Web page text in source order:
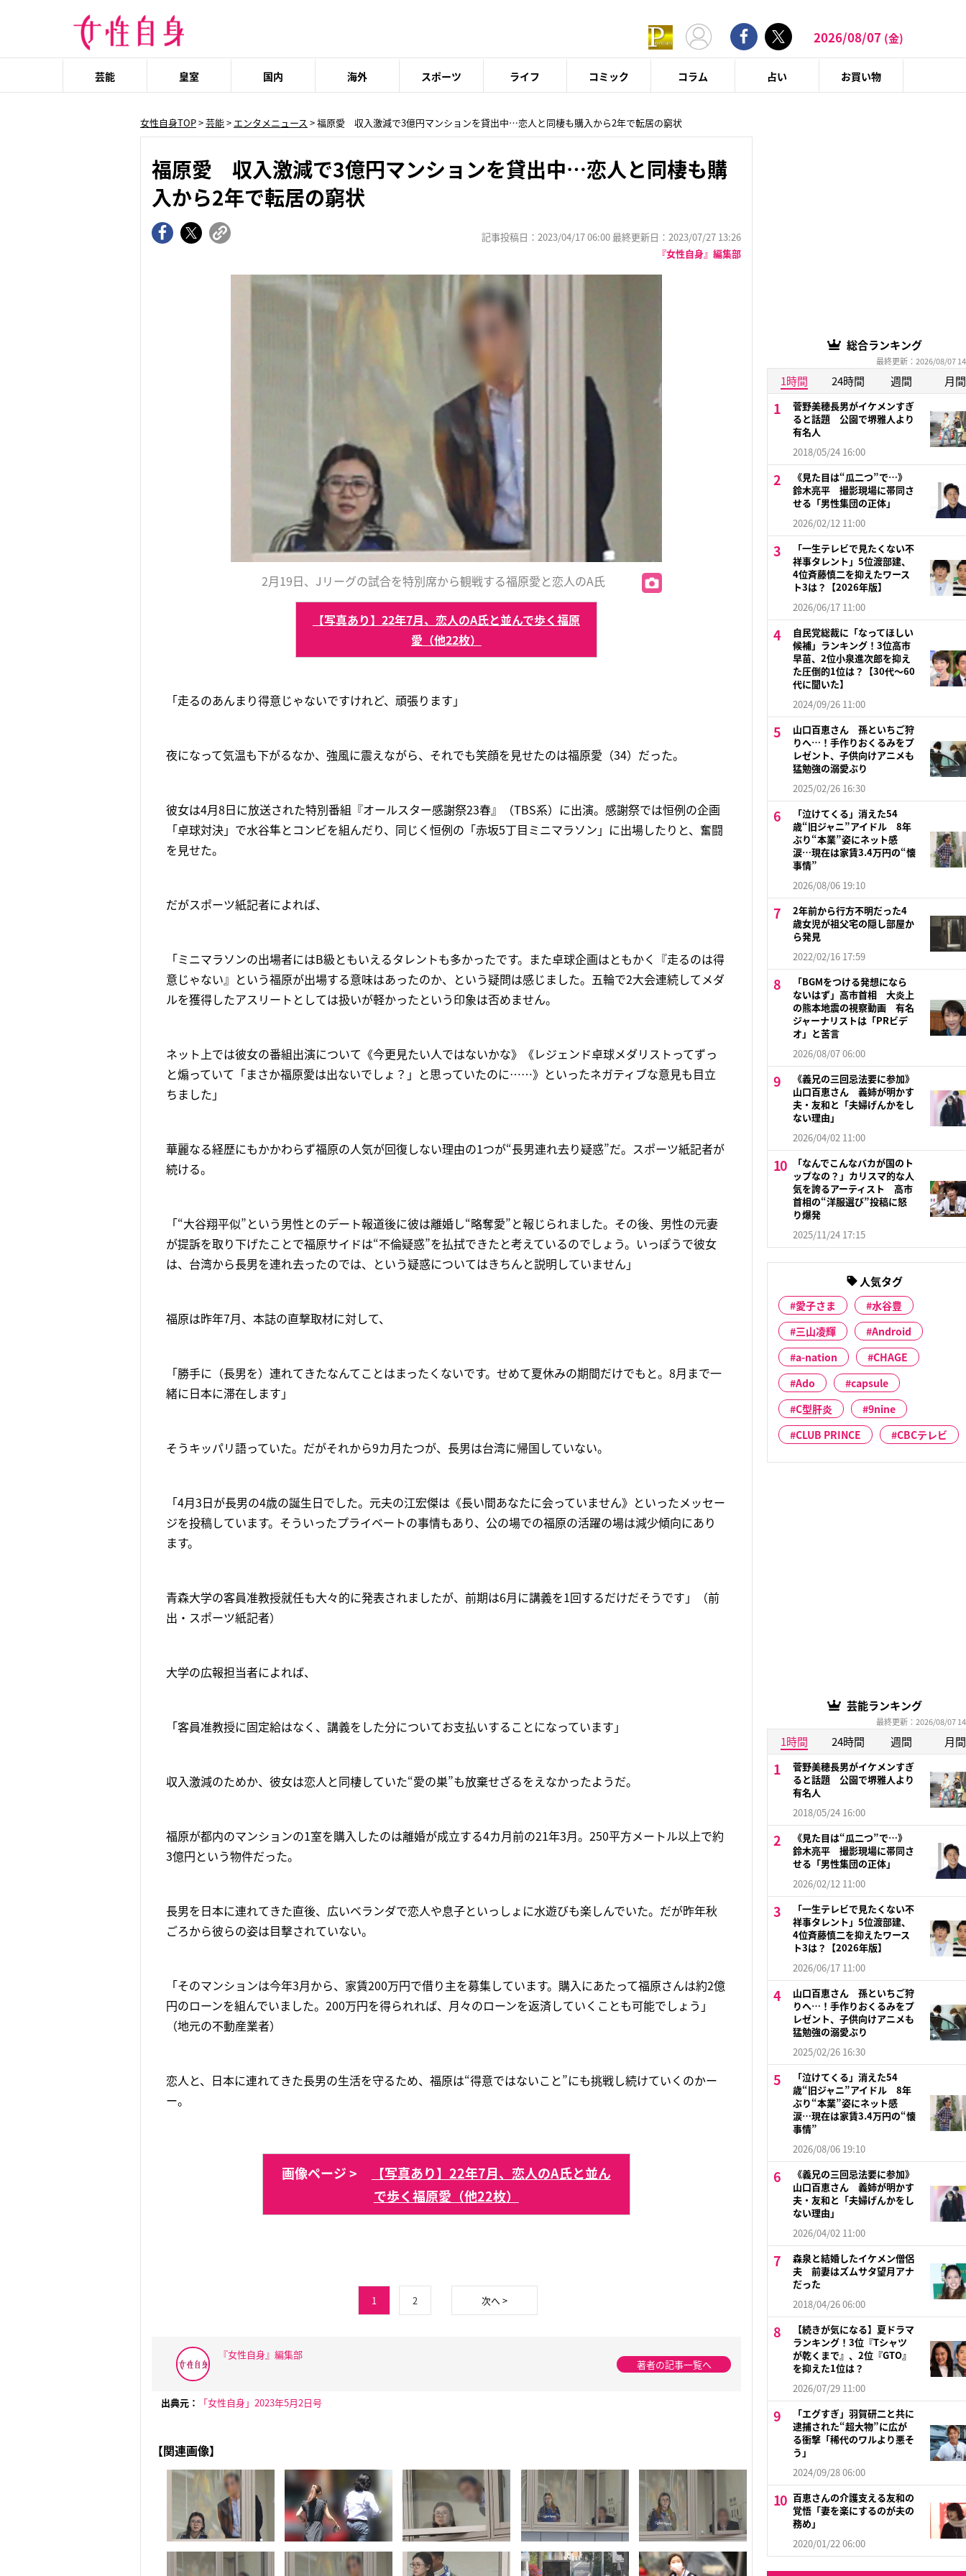
2026/08/07 (金)
芸能 皇室 国内 海外 スポーツ ライフ コミック コラム 占い お買い物
女性自身TOP>芸能> エンタメニュース > 福原愛 収入激減で3億円マンションを貸出中…恋人と同棲も購入から2年で転居の窮状
福原愛 収入激減で3億円マンションを貸出中…恋人と同棲も購
入から2年で転居の窮状
記事投稿日：2023/04/17 06:00 最終更新日：2023/07/27 13:26
『女性自身』編集部
2月19日、Jリーグの試合を特別席から観戦する福原愛と恋人のA氏
【写真あり】22年7月、恋人のA氏と並んで歩く福原
愛（他22枚）
「走るのあんまり得意じゃないですけれど、頑張ります」
夜になって気温も下がるなか、強風に震えながら、それでも笑顔を見せたのは福原愛（34）だった。
彼女は4月8日に放送された特別番組『オールスター感謝祭23春』（TBS系）に出演。感謝祭では恒例の企画
「卓球対決」で水谷隼とコンビを組んだり、同じく恒例の「赤坂5丁目ミニマラソン」に出場したりと、奮闘
を見せた。
だがスポーツ紙記者によれば、
「ミニマラソンの出場者にはB級ともいえるタレントも多かったです。また卓球企画はともかく『走るのは得
意じゃない』という福原が出場する意味はあったのか、という疑問は感じました。五輪で2大会連続してメダ
ルを獲得したアスリートとしては扱いが軽かったという印象は否めません。
ネット上では彼女の番組出演について《今更見たい人ではないかな》《レジェンド卓球メダリストってずっ
と煽っていて「まさか福原愛は出ないでしょ？」と思っていたのに……》といったネガティブな意見も目立
ちました」
華麗なる経歴にもかかわらず福原の人気が回復しない理由の1つが“長男連れ去り疑惑”だ。スポーツ紙記者が
続ける。
「“大谷翔平似”という男性とのデート報道後に彼は離婚し“略奪愛”と報じられました。その後、男性の元妻
が提訴を取り下げたことで福原サイドは“不倫疑惑”を払拭できたと考えているのでしょう。いっぽうで彼女
は、台湾から長男を連れ去ったのでは、という疑惑についてはきちんと説明していません」
福原は昨年7月、本誌の直撃取材に対して、
「勝手に（長男を）連れてきたなんてことはまったくないです。せめて夏休みの期間だけでもと。8月まで一
緒に日本に滞在します」
そうキッパリ語っていた。だがそれから9カ月たつが、長男は台湾に帰国していない。
「4月3日が長男の4歳の誕生日でした。元夫の江宏傑は《長い間あなたに会っていません》といったメッセー
ジを投稿しています。そういったプライベートの事情もあり、公の場での福原の活躍の場は減少傾向にあり
ます。
青森大学の客員准教授就任も大々的に発表されましたが、前期は6月に講義を1回するだけだそうです」（前
出・スポーツ紙記者）
大学の広報担当者によれば、
「客員准教授に固定給はなく、講義をした分についてお支払いすることになっています」
収入激減のためか、彼女は恋人と同棲していた“愛の巣”も放棄せざるをえなかったようだ。
福原が都内のマンションの1室を購入したのは離婚が成立する4カ月前の21年3月。250平方メートル以上で約
3億円という物件だった。
長男を日本に連れてきた直後、広いベランダで恋人や息子といっしょに水遊びも楽しんでいた。だが昨年秋
ごろから彼らの姿は目撃されていない。
「そのマンションは今年3月から、家賃200万円で借り主を募集しています。購入にあたって福原さんは約2億
円のローンを組んでいました。200万円を得られれば、月々のローンを返済していくことも可能でしょう」
（地元の不動産業者）
恋人と、日本に連れてきた長男の生活を守るため、福原は“得意ではないこと”にも挑戦し続けていくのかー
ー。
画像ページ >
【写真あり】22年7月、恋人のA氏と並ん
で歩く福原愛（他22枚）
1 2 次へ >
『女性自身』編集部
著者の記事一覧へ
出典元： 「女性自身」2023年5月2日号
【関連画像】
総合ランキング
最終更新：2026/08/07
1時間 24時間 週間 月間
菅野美穂長男がイケメンすぎ
ると話題 公園で堺雅人より
有名人
2018/05/24 16:00
《見た目は“瓜二つ”で…》
鈴木亮平 撮影現場に帯同さ
せる「男性集団の正体」
2026/02/12 11:00
「一生テレビで見たくない不
祥事タレント」5位渡部建、
4位斉藤慎二を抑えたワース
ト3は？【2026年版】
2026/06/17 11:00
自民党総裁に「なってほしい
候補」ランキング！3位高市
早苗、2位小泉進次郎を抑え
た圧倒的1位は？【30代〜60
代に聞いた】
2024/09/26 11:00
山口百恵さん 孫といちご狩
りへ…！手作りおくるみをプ
レゼント、子供向けアニメも
猛勉強の溺愛ぶり
2025/02/26 16:30
「泣けてくる」消えた54
歳“旧ジャニ”アイドル 8年
ぶり“本業”姿にネット感
涙…現在は家賃3.4万円の“懐
事情”
2026/08/06 19:10
2年前から行方不明だった4
歳女児が祖父宅の隠し部屋か
ら発見
2022/02/16 17:59
「BGMをつける発想になら
ないはず」高市首相 大炎上
の熊本地震の視察動画 有名
ジャーナリストは「PRビデ
オ」と苦言
2026/08/07 06:00
《義兄の三回忌法要に参加》
山口百恵さん 義姉が明かす
夫・友和と「夫婦げんかをし
ない理由」
2026/04/02 11:00
「なんでこんなバカが国のト
ップなの？」カリスマ的な人
気を誇るアーティスト 高市
首相の“洋服選び”投稿に怒
り爆発
2025/11/24 17:15
人気タグ
愛子さま
水谷豊
三山凌輝
Android
a-nation
CHAGE
Ado
capsule
C型肝炎
9nine
CLUB PRINCE
CBCテレビ
芸能ランキング
最終更新：2026/08/07
1時間 24時間 週間 月間
菅野美穂長男がイケメンすぎ
ると話題 公園で堺雅人より
有名人
2018/05/24 16:00
《見た目は“瓜二つ”で…》
鈴木亮平 撮影現場に帯同さ
せる「男性集団の正体」
2026/02/12 11:00
「一生テレビで見たくない不
祥事タレント」5位渡部建、
4位斉藤慎二を抑えたワース
ト3は？【2026年版】
2026/06/17 11:00
山口百恵さん 孫といちご狩
りへ…！手作りおくるみをプ
レゼント、子供向けアニメも
猛勉強の溺愛ぶり
2025/02/26 16:30
「泣けてくる」消えた54
歳“旧ジャニ”アイドル 8年
ぶり“本業”姿にネット感
涙…現在は家賃3.4万円の“懐
事情”
2026/08/06 19:10
《義兄の三回忌法要に参加》
山口百恵さん 義姉が明かす
夫・友和と「夫婦げんかをし
ない理由」
2026/04/02 11:00
森泉と結婚したイケメン僧侶
夫 前妻はズムサタ望月アナ
だった
2018/04/26 06:00
【続きが気になる】夏ドラマ
ランキング！3位『Tシャツ
が乾くまで』、2位『GTO』
を抑えた1位は？
2026/07/29 11:00
「エグすぎ」羽賀研二と共に
逮捕された“超大物”に広が
る衝撃「稀代のワルより悪そ
う」
2024/09/28 06:00
百恵さんの介護支える友和の
覚悟「妻を楽にするのが夫の
務め」
2020/01/22 06:00